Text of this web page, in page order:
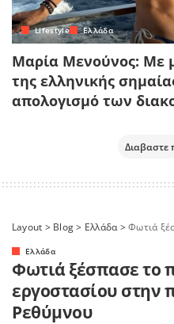
Lifestyle Ελλάδα
Μαρία Μενούνος: Με
της ελληνικής
απολογισμό των
Διαβαστε
Layout > Blog> Ελλάδα>Φωτιά ξέσπασε το
Ελλάδα
Φωτιά ξέσπασε το
εργοστασίου στην
Ρεθύμνου